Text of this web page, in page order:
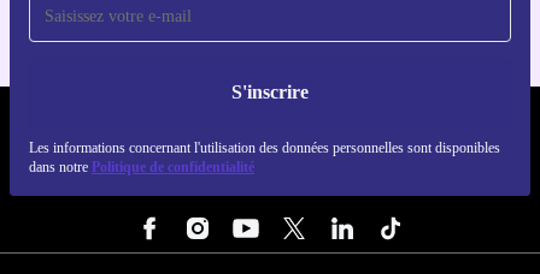
S'inscrire
Les informations concernant l'utilisation des données personnelles sont disponibles
dans notre Politique de confidentialité